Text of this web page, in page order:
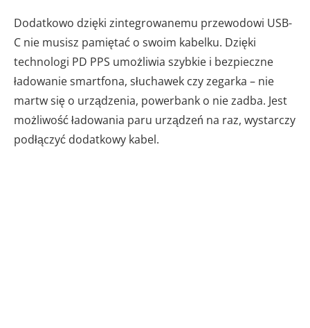
Dodatkowo dzięki zintegrowanemu przewodowi USB-
C nie musisz pamiętać o swoim kabelku. Dzięki
technologi PD PPS umożliwia szybkie i bezpieczne
ładowanie smartfona, słuchawek czy zegarka – nie
martw się o urządzenia, powerbank o nie zadba. Jest
możliwość ładowania paru urządzeń na raz, wystarczy
podłączyć dodatkowy kabel.